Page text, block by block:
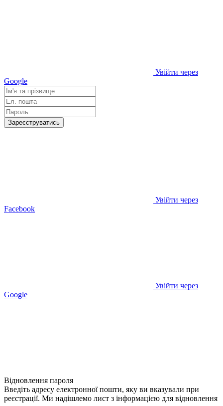
Увійти через
Google
Зареєструватись
Увійти через
Facebook
Увійти через
Google
Відновлення пароля
Введіть адресу електронної пошти, яку ви вказували при
реєстрації. Ми надішлемо лист з інформацією для відновлення